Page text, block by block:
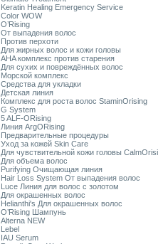
Keratin Healing Emergency Service
Color WOW
O’Rising
От выпадения волос
Против перхоти
Для жирных волос и кожи головы
AHA комплекс против старения
Для сухих и повреждённых волос
Морской комплекс
Средства для укладки
Детская линия
Комплекс для роста волос StaminOrising
G System
5 ALF-ORising
Линия ArgORising
Предварительные процедуры
Уход за кожей Skin Care
Для чувствительной кожи головы
Для объема волос
Purifying Очищающая линия
Hair Loss System От выпадения волос
Luce Линия для волос с золотом
Для окрашенных волос
Helianthi's Для окрашенных волос
O’Rising Шампунь
Alterna NEW
Lebel
IAU Serum